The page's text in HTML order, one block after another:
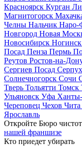
Красноярск Курган
Магнитогорск
Челны Нальчик Наро-
Новгород Новая
Новосибирск Ногинск
Посад Пенза Пермь
Реутов Ростов-на-
Сергиев Посад
Солнечногорск Сочи
Тверь Тольятти Томск
Ульяновск Уфа
Череповец Чехов Чита
Ярославль
Откройте Бюро
нашей франшизе
Кто приедет убирать